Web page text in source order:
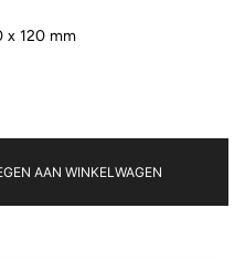
x 120 mm
AAN WINKELWAGEN